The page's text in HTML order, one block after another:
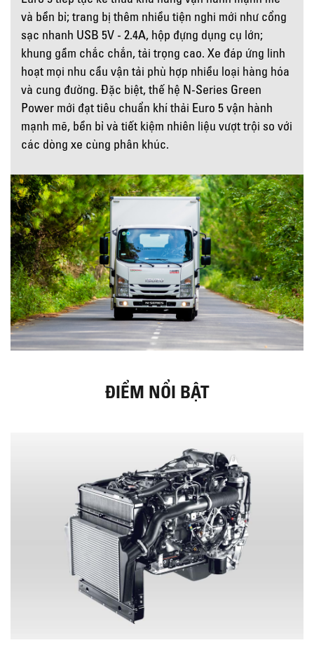
và bền bỉ; trang bị thêm nhiều tiện nghi mới như cổng
sạc nhanh USB 5V - 2.4A, hộp đựng dụng cụ lớn;
khung gầm chắc chắn, tải trọng cao. Xe đáp ứng linh
hoạt mọi nhu cầu vận tải phù hợp nhiều loại hàng hóa
và cung đường. Đặc biệt, thế hệ N-Series Green
Power mới đạt tiêu chuẩn khí thải Euro 5 vận hành
mạnh mẽ, bền bỉ và tiết kiệm nhiên liệu vượt trội so với
các dòng xe cùng phân khúc.
ĐIỂM NỔI BẬT